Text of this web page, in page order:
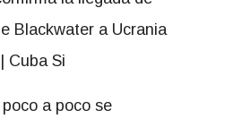
a poco se